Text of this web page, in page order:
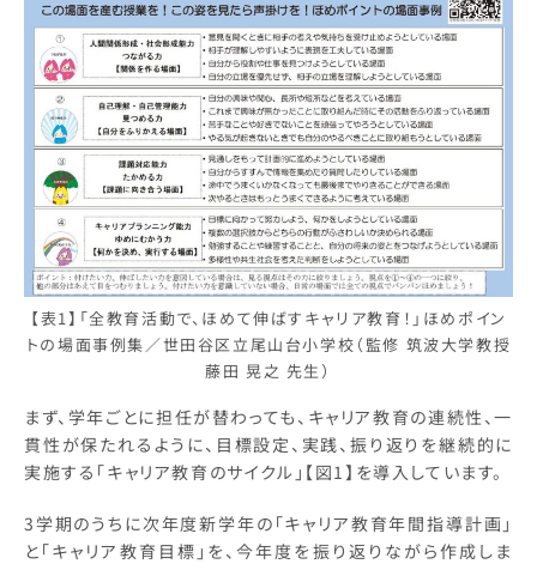
【表1】「全教育活動で、ほめて伸ばすキャリア教育！」ほめポイン
トの場面事例集／世田谷区立尾山台小学校（監修 筑波大学教授
藤田 晃之 先生）
まず、学年ごとに担任が替わっても、キャリア教育の連続性、一
貫性が保たれるように、目標設定、実践、振り返りを継続的に
実施する「キャリア教育のサイクル」【図1】を導入しています。
3学期のうちに次年度新学年の「キャリア教育年間指導計画」
と「キャリア教育目標」を、今年度を振り返りながら作成しま